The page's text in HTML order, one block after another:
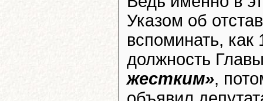
Указом об
вспоминать, как
должность
жестким»,